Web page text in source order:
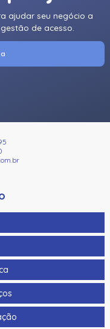
ajudar seu negócio a
de acesso.